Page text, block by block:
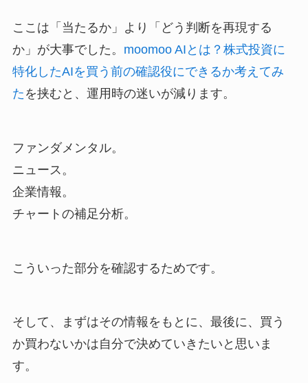
ここは「当たるか」より「どう判断を再現する
か」が大事でした。 moomoo AIとは？株式投資に
特化したAIを買う前の確認役にできるか考えてみ
た を挟むと、運用時の迷いが減ります。
ファンダメンタル。
ニュース。
企業情報。
チャートの補足分析。
こういった部分を確認するためです。
そして、まずはその情報をもとに、最後に、買う
か買わないかは自分で決めていきたいと思いま
す。